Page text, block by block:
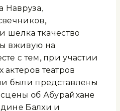
Навруза,
шелка ткачество
вживую на
с тем, при участии
театров
были представлены
об Абурайхане
Балхи и